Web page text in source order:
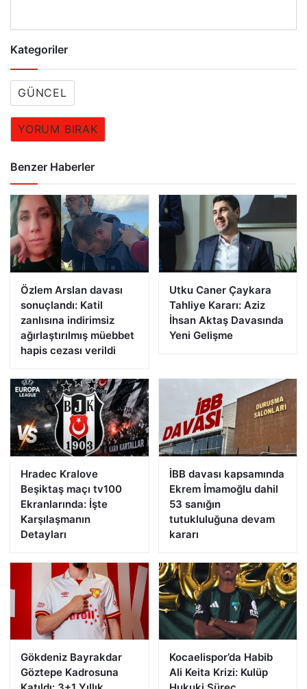
Kategoriler
GÜNCEL
YORUM BIRAK
Benzer Haberler
Özlem Arslan davası
sonuçlandı: Katil
zanlısına indirimsiz
ağırlaştırılmış müebbet
hapis cezası verildi
Utku Caner Çaykara
Tahliye Kararı: Aziz
İhsan Aktaş Davasında
Yeni Gelişme
Hradec Kralove
Beşiktaş maçı tv100
Ekranlarında: İşte
Karşılaşmanın
Detayları
İBB davası kapsamında
Ekrem İmamoğlu dahil
53 sanığın
tutukluluğuna devam
kararı
Gökdeniz Bayrakdar
Göztepe Kadrosuna
Kocaelispor’da Habib
Ali Keita Krizi: Kulüp